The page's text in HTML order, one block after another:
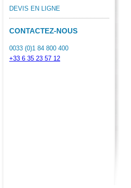
DEVIS EN LIGNE
CONTACTEZ-NOUS
0033 (0)1 84 800 400
+33 6 35 23 57 12